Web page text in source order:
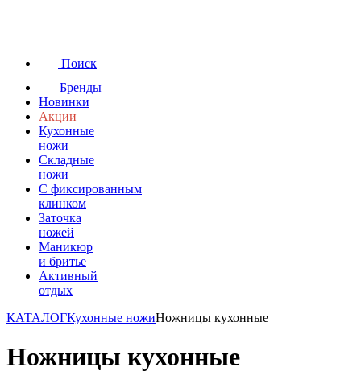
Поиск
Бренды
Новинки
Акции
Кухонные
ножи
Складные
ножи
C фиксированным
клинком
Заточка
ножей
Маникюр
и бритье
Активный
отдых
КАТАЛОГКухонные ножиНожницы кухонные
Ножницы кухонные